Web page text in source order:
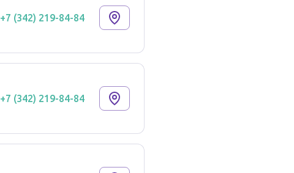
+7 (342) 219-84-84
+7 (342) 219-84-84